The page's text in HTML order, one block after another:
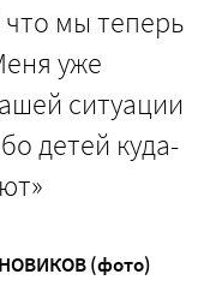
мы теперь
уже
ситуации
детей куда-
(фото)